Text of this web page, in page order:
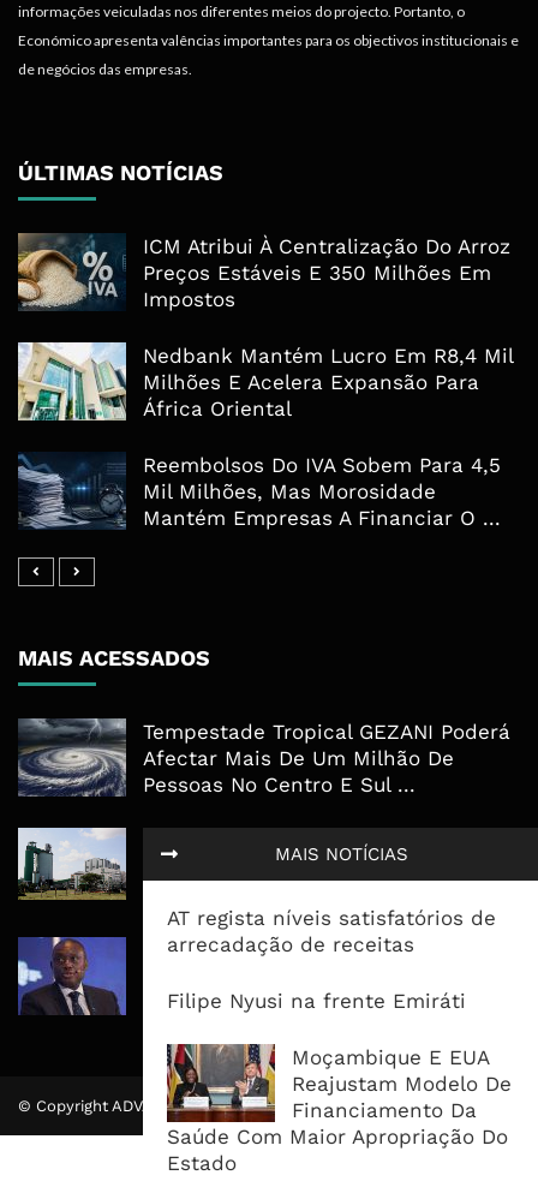
MAIS NOTÍCIAS
AT regista níveis satisfatórios de
arrecadação de receitas
Filipe Nyusi na frente Emiráti
Moçambique E EUA
Reajustam Modelo De
Financiamento Da
Saúde Com Maior Apropriação Do
Estado
informações veiculadas nos diferentes meios do projecto. Portanto, o
Económico apresenta valências importantes para os objectivos institucionais e
de negócios das empresas.
ÚLTIMAS NOTÍCIAS
ICM Atribui À Centralização Do Arroz
Preços Estáveis E 350 Milhões Em
Impostos
Nedbank Mantém Lucro Em R8,4 Mil
Milhões E Acelera Expansão Para
África Oriental
Reembolsos Do IVA Sobem Para 4,5
Mil Milhões, Mas Morosidade
Mantém Empresas A Financiar O ...
MAIS ACESSADOS
Tempestade Tropical GEZANI Poderá
Afectar Mais De Um Milhão De
Pessoas No Centro E Sul ...
Governo admite nova operadora
para a Mozal após suspensão das
CEO do Standard Bank pede ao
facilite os negócios
© Copyright ADVALUE. Todos Direitos Reservados.